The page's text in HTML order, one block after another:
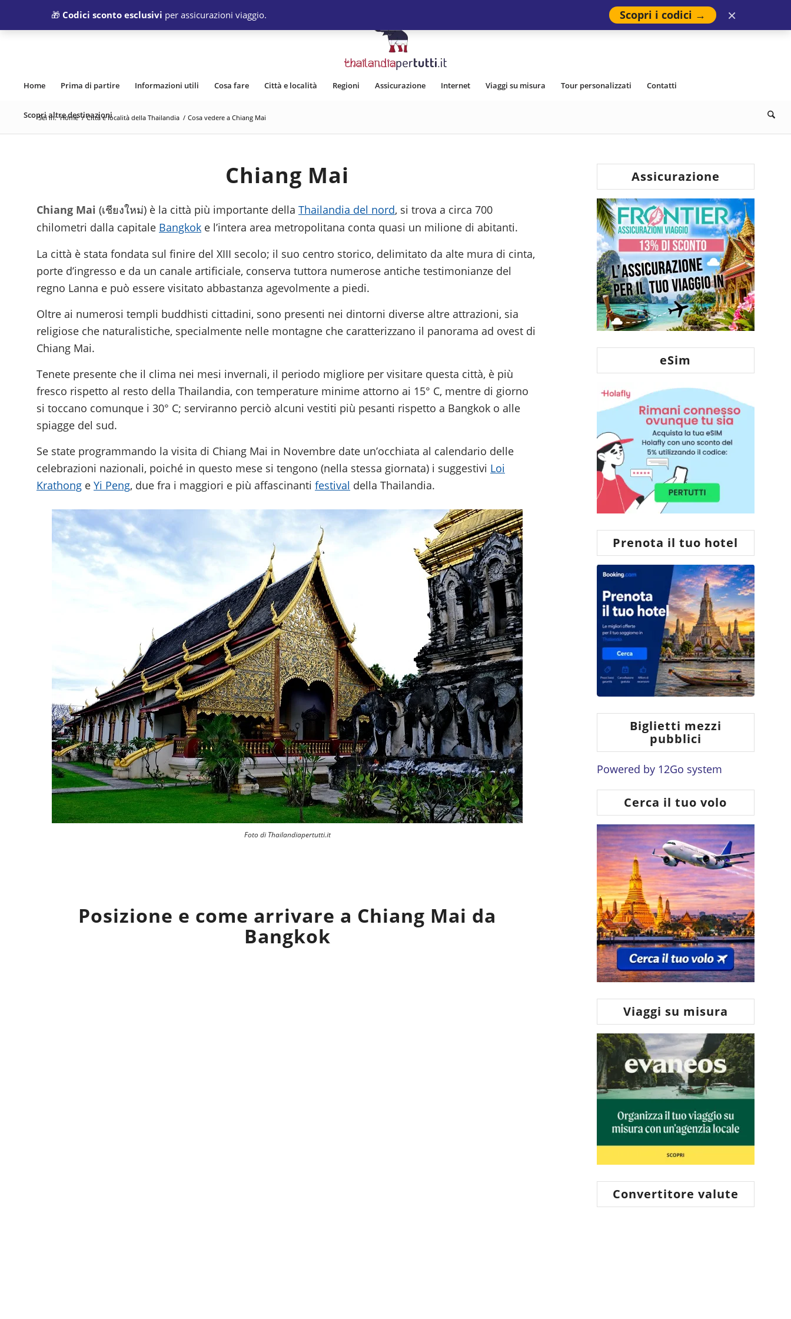
🎁 Codici sconto esclusivi per assicurazioni viaggio. Scopri i codici → ×
Home Prima di partire Informazioni utili Cosa fare Città e località Regioni Assicurazione Internet Viaggi su misura Tour personalizzati Contatti
Scopri altre destinazioni
Sei in: Home / Città e località della Thailandia / Cosa vedere a Chiang Mai
Chiang Mai
Chiang Mai (เชียงใหม่) è la città più importante della Thailandia del nord, si trova a circa 700
chilometri dalla capitale Bangkok e l’intera area metropolitana conta quasi un milione di abitanti.
La città è stata fondata sul finire del XIII secolo; il suo centro storico, delimitato da alte mura di cinta,
porte d’ingresso e da un canale artificiale, conserva tuttora numerose antiche testimonianze del
regno Lanna e può essere visitato abbastanza agevolmente a piedi.
Oltre ai numerosi templi buddhisti cittadini, sono presenti nei dintorni diverse altre attrazioni, sia
religiose che naturalistiche, specialmente nelle montagne che caratterizzano il panorama ad ovest di
Chiang Mai.
Tenete presente che il clima nei mesi invernali, il periodo migliore per visitare questa città, è più
fresco rispetto al resto della Thailandia, con temperature minime attorno ai 15° C, mentre di giorno
si toccano comunque i 30° C; serviranno perciò alcuni vestiti più pesanti rispetto a Bangkok o alle
spiagge del sud.
Se state programmando la visita di Chiang Mai in Novembre date un’occhiata al calendario delle
celebrazioni nazionali, poiché in questo mese si tengono (nella stessa giornata) i suggestivi Loi
Krathong e Yi Peng, due fra i maggiori e più affascinanti festival della Thailandia.
Foto di Thailandiapertutti.it
Posizione e come arrivare a Chiang Mai da
Bangkok
Assicurazione
eSim
Prenota il tuo hotel
Biglietti mezzi
pubblici
Powered by 12Go system
Cerca il tuo volo
Viaggi su misura
Convertitore valute